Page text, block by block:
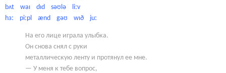
bʌt waɪ dɪd səʊlə liːv
hɜː piːpl ænd gəʊ wɪð juː
На его лице играла улыбка.
Он снова снял с руки
металлическую ленту и протянул ее мне.
— У меня к тебе вопрос,